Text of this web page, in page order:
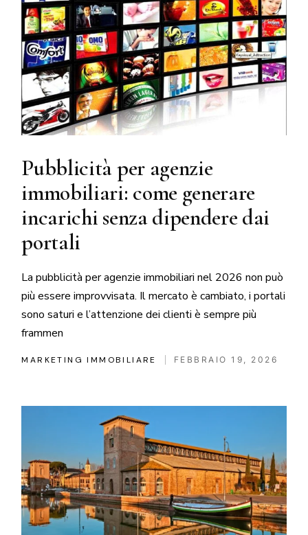
Pubblicità per agenzie
immobiliari: come generare
incarichi senza dipendere dai
portali
La pubblicità per agenzie immobiliari nel 2026 non può
più essere improvvisata. Il mercato è cambiato, i portali
sono saturi e l’attenzione dei clienti è sempre più
frammen
MARKETING IMMOBILIARE FEBBRAIO 19, 2026